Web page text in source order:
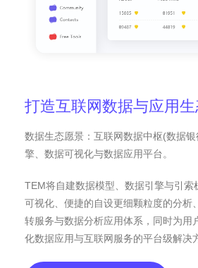
打造互联网数据与应用
数据生态愿景：互联网数据中枢(数据银
擎、数据可视化与数据应用平台。
TEM将自建数据模型、数据引擎与引索
可视化、便捷的自设更细颗粒度的分析
转服务与数据分析应用体系，同时为用
化数据应用与互联网服务的平台级解决